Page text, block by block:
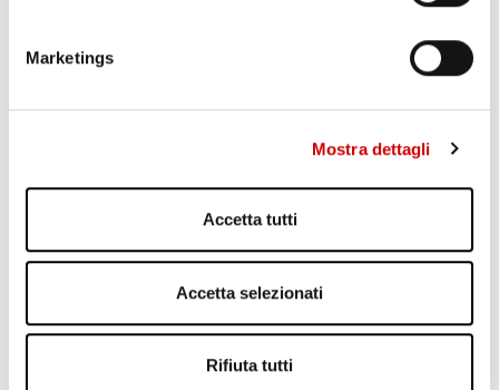
Marketings
Mostra dettagli
Accetta tutti
Accetta selezionati
Rifiuta tutti